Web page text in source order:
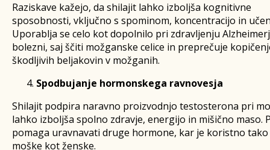
Raziskave kažejo, da shilajit lahko izboljša kognitivne
sposobnosti, vključno s spominom, koncentracijo in
Uporablja se celo kot dopolnilo pri zdravljenju
bolezni, saj ščiti možganske celice in preprečuje
škodljivih beljakovin v možganih.
Spodbujanje hormonskega ravnovesja
Shilajit podpira naravno proizvodnjo testosterona pri
lahko izboljša spolno zdravje, energijo in mišično maso.
pomaga uravnavati druge hormone, kar je koristno tako
moške kot ženske.